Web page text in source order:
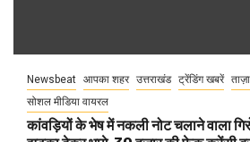
Newsbeat आपका शहर उत्तराखंड ट्रेंडिंग खबरें
सोशल मीडिया वायरल
कांवड़ियों के भेष में नकली नोट चलाने वाला